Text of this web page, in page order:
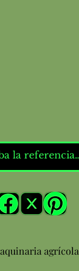
agrícola